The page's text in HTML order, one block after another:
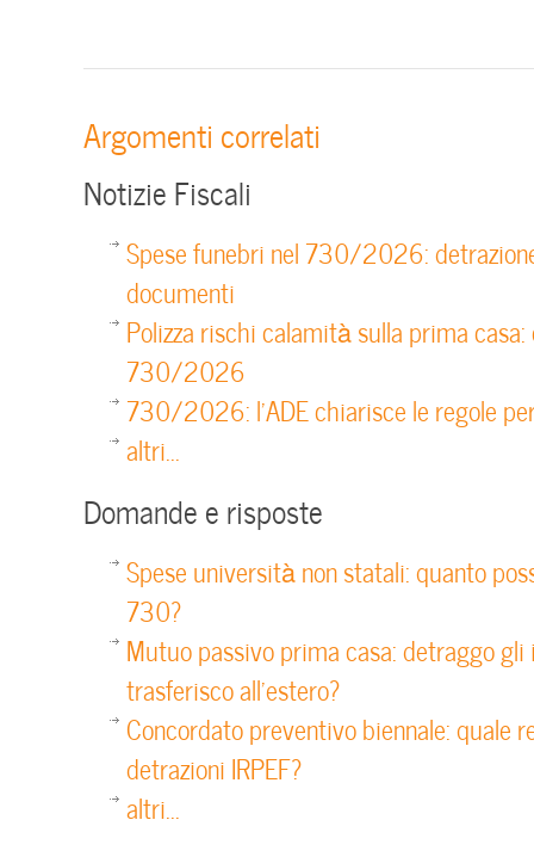
Argomenti correlati
Notizie Fiscali
Spese funebri nel 730/2026:
documenti
Polizza rischi calamità sulla prima
730/2026
730/2026: l’ADE chiarisce le regole
altri...
Domande e risposte
Spese università non statali: quanto
730?
Mutuo passivo prima casa: detraggo
trasferisco all’estero?
Concordato preventivo biennale: quale
detrazioni IRPEF?
altri...